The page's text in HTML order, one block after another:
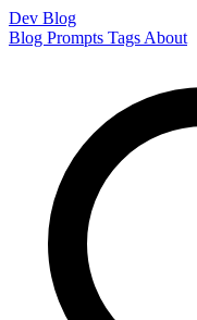
Dev Blog
Blog Prompts Tags About